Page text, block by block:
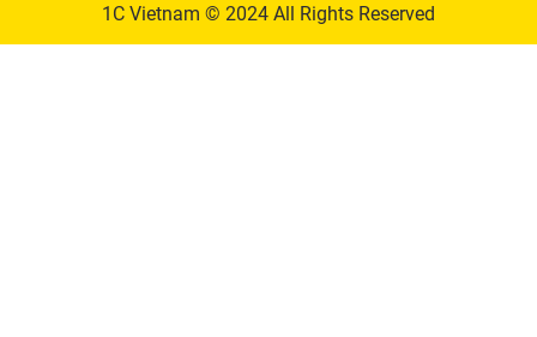
1C Vietnam © 2024 All Rights Reserved